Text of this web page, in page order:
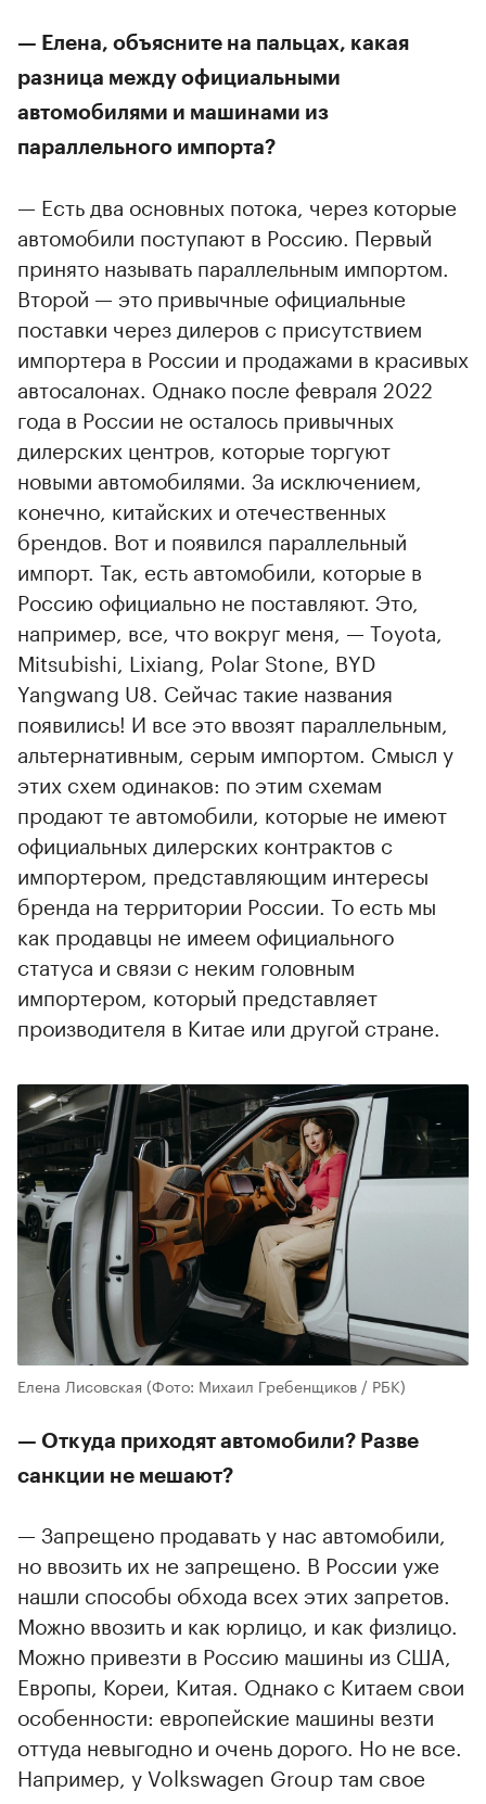
— Елена, объясните на пальцах, какая
разница между официальными
автомобилями и машинами из
параллельного импорта?
00:00 / 00:00
— Есть два основных потока, через которые
автомобили поступают в Россию. Первый
принято называть параллельным импортом.
Второй — это привычные официальные
поставки через дилеров с присутствием
импортера в России и продажами в красивых
автосалонах. Однако после февраля 2022
года в России не осталось привычных
дилерских центров, которые торгуют
новыми автомобилями. За исключением,
конечно, китайских и отечественных
брендов. Вот и появился параллельный
импорт. Так, есть автомобили, которые в
Россию официально не поставляют. Это,
например, все, что вокруг меня, — Toyota,
Mitsubishi, Lixiang, Polar Stone, BYD
Yangwang U8. Сейчас такие названия
появились! И все это ввозят параллельным,
альтернативным, серым импортом. Смысл у
этих схем одинаков: по этим схемам
продают те автомобили, которые не имеют
официальных дилерских контрактов с
импортером, представляющим интересы
бренда на территории России. То есть мы
как продавцы не имеем официального
статуса и связи с неким головным
импортером, который представляет
производителя в Китае или другой стране.
Елена Лисовская (Фото: Михаил Гребенщиков / РБК)
— Откуда приходят автомобили? Разве
санкции не мешают?
— Запрещено продавать у нас автомобили,
но ввозить их не запрещено. В России уже
нашли способы обхода всех этих запретов.
Можно ввозить и как юрлицо, и как физлицо.
Можно привезти в Россию машины из США,
Европы, Кореи, Китая. Однако с Китаем свои
особенности: европейские машины везти
оттуда невыгодно и очень дорого. Но не все.
Например, у Volkswagen Group там свое